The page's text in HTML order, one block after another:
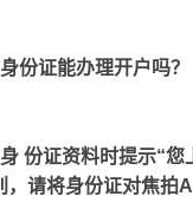
份证能办理开户吗？
份证资料时提示“您
，请将身份证对焦拍